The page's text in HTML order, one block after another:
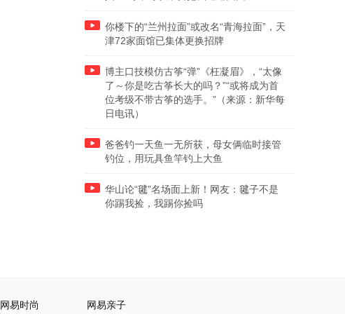
你楼下的“兰州拉面”或改名“青海拉面”，天
津72家面馆已集体更换招牌
博主口技模仿古筝“弹”《枉凝眉》，“太像
了～你是吃古筝长大的吗？”“或将成为首
位考级不带古筝的选手。”（来源：新华每
日电讯）
爸爸钓一天鱼一无所获，母女俩临时接管
钓位，用玩具鱼竿钓上大鱼
华山论“毽”名场面上新！网友：毽子不是
你踢我捡，我踢你捡吗
网易时尚 网易亲子